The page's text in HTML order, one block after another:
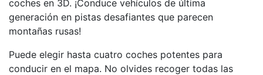
coches en 3D. ¡Conduce vehículos de última
generación en pistas desafiantes que parecen
montañas rusas!
Puede elegir hasta cuatro coches potentes para
conducir en el mapa. No olvides recoger todas las